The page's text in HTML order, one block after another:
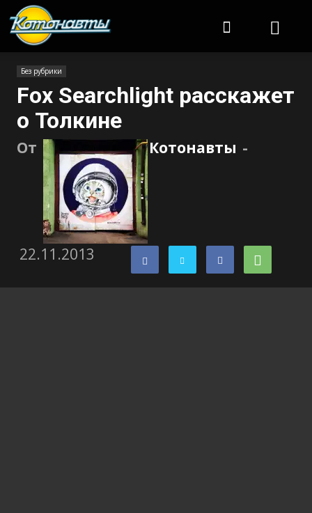
Без рубрики
Fox Searchlight расскажет
о Толкине
От Котонавты -
22.11.2013